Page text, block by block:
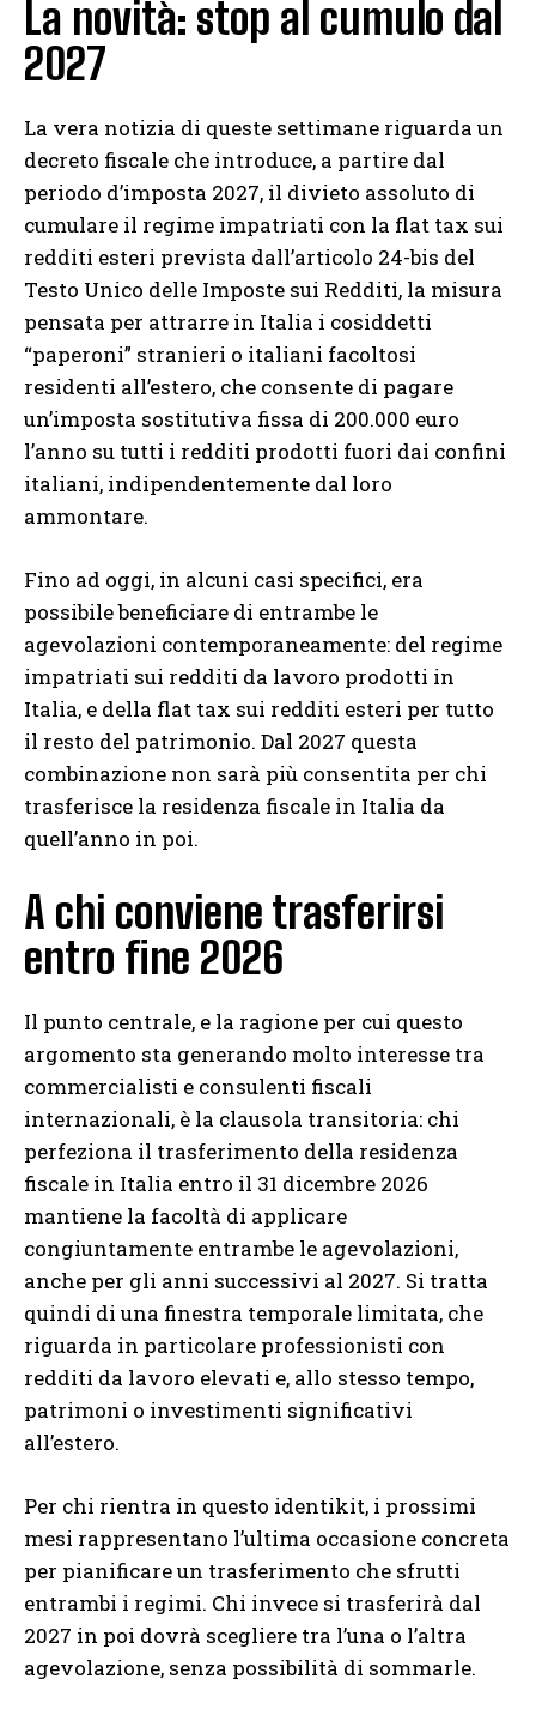
La novità: stop al cumulo dal
2027
La vera notizia di queste settimane riguarda un
decreto fiscale che introduce, a partire dal
periodo d’imposta 2027, il divieto assoluto di
cumulare il regime impatriati con la flat tax sui
redditi esteri prevista dall’articolo 24-bis del
Testo Unico delle Imposte sui Redditi, la misura
pensata per attrarre in Italia i cosiddetti
“paperoni” stranieri o italiani facoltosi
residenti all’estero, che consente di pagare
un’imposta sostitutiva fissa di 200.000 euro
l’anno su tutti i redditi prodotti fuori dai confini
italiani, indipendentemente dal loro
ammontare.
Fino ad oggi, in alcuni casi specifici, era
possibile beneficiare di entrambe le
agevolazioni contemporaneamente: del regime
impatriati sui redditi da lavoro prodotti in
Italia, e della flat tax sui redditi esteri per tutto
il resto del patrimonio. Dal 2027 questa
combinazione non sarà più consentita per chi
trasferisce la residenza fiscale in Italia da
quell’anno in poi.
A chi conviene trasferirsi
entro fine 2026
Il punto centrale, e la ragione per cui questo
argomento sta generando molto interesse tra
commercialisti e consulenti fiscali
internazionali, è la clausola transitoria: chi
perfeziona il trasferimento della residenza
fiscale in Italia entro il 31 dicembre 2026
mantiene la facoltà di applicare
congiuntamente entrambe le agevolazioni,
anche per gli anni successivi al 2027. Si tratta
quindi di una finestra temporale limitata, che
riguarda in particolare professionisti con
redditi da lavoro elevati e, allo stesso tempo,
patrimoni o investimenti significativi
all’estero.
Per chi rientra in questo identikit, i prossimi
mesi rappresentano l’ultima occasione concreta
per pianificare un trasferimento che sfrutti
entrambi i regimi. Chi invece si trasferirà dal
2027 in poi dovrà scegliere tra l’una o l’altra
agevolazione, senza possibilità di sommarle.